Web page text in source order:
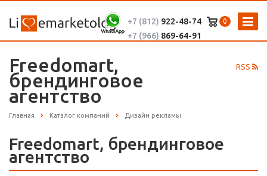
0
+7 (812) 922-48-74
+7 (966) 869-64-91
RSS
Freedomart,
брендинговое
агентство
Главная Каталог компаний Дизайн рекламы
Freedomart, брендинговое
агентство